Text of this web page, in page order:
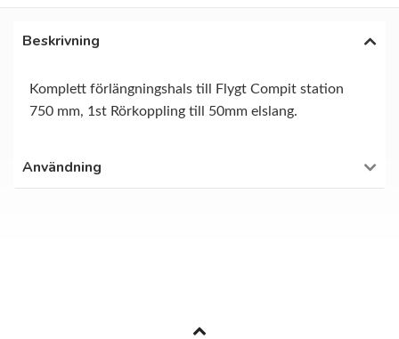
Beskrivning
Komplett förlängningshals till Flygt Compit station
750 mm, 1st Rörkoppling till 50mm elslang.
Användning